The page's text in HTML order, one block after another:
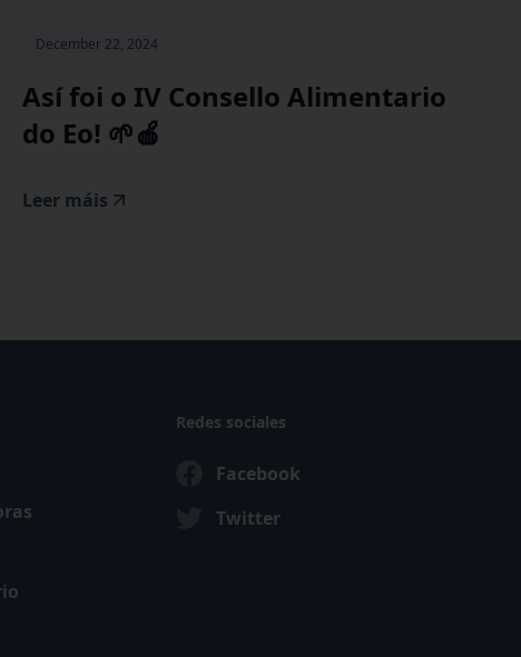
December 22, 2024
‍Así foi o IV Consello Alimentario
do Eo! 🌱🍎
Leer máis
Redes sociales
Facebook
Twitter